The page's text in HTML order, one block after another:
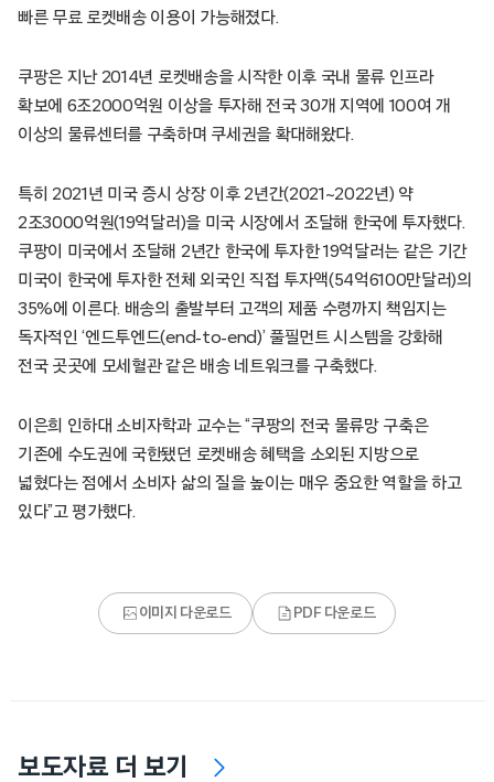
빠른 무료 로켓배송 이용이 가능해졌다.
쿠팡은 지난 2014년 로켓배송을 시작한 이후 국내 물류 인프라
확보에 6조2000억원 이상을 투자해 전국 30개 지역에 100여 개
이상의 물류센터를 구축하며 쿠세권을 확대해왔다.
특히 2021년 미국 증시 상장 이후 2년간(2021~2022년) 약
2조3000억원(19억달러)을 미국 시장에서 조달해 한국에 투자했다.
쿠팡이 미국에서 조달해 2년간 한국에 투자한 19억달러는 같은 기간
미국이 한국에 투자한 전체 외국인 직접 투자액(54억6100만달러)의
35%에 이른다. 배송의 출발부터 고객의 제품 수령까지 책임지는
독자적인 ‘엔드투엔드(end-to-end)’ 풀필먼트 시스템을 강화해
전국 곳곳에 모세혈관 같은 배송 네트워크를 구축했다.
이은희 인하대 소비자학과 교수는 “쿠팡의 전국 물류망 구축은
기존에 수도권에 국한됐던 로켓배송 혜택을 소외된 지방으로
넓혔다는 점에서 소비자 삶의 질을 높이는 매우 중요한 역할을 하고
있다”고 평가했다.
이미지 다운로드 PDF 다운로드
보도자료 더 보기